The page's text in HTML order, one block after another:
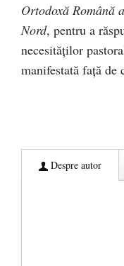
Ortodoxă
Nord, pentru a
necesităților
manifestată față de
Despre autor